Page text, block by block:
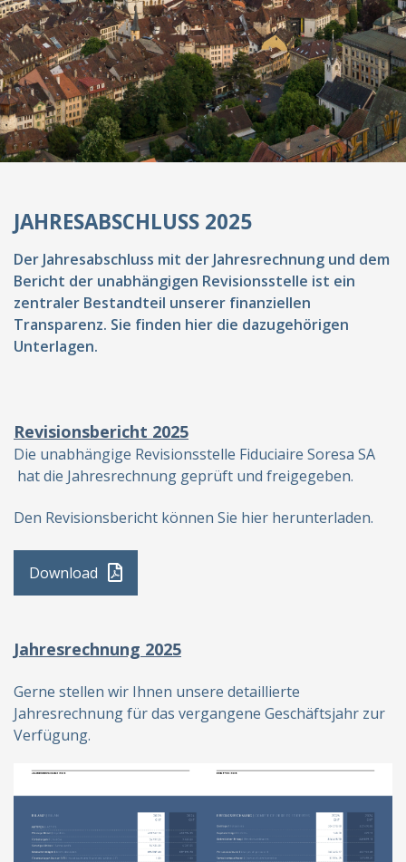
JAHRES­ABSCHLUSS 2025
Der Jahresabschluss mit der Jahresrechnung und dem
Bericht der unabhängigen Revisionsstelle ist ein
zentraler Bestandteil unserer finanziellen
Transparenz. Sie finden hier die dazugehörigen
Unterlagen.
Revisionsbericht 2025
Die unabhängige Revisionsstelle Fiduciaire Soresa SA
hat die Jahresrechnung geprüft und freigegeben.
Den Revisionsbericht können Sie hier herunterladen.
Download
Jahresrechnung 2025
Gerne stellen wir Ihnen unsere detaillierte
Jahresrechnung für das vergangene Geschäftsjahr zur
Verfügung.